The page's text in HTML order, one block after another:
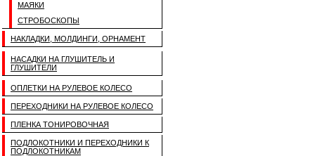
МАЯКИ
СТРОБОСКОПЫ
НАКЛАДКИ, МОЛДИНГИ, ОРНАМЕНТ
НАСАДКИ НА ГЛУШИТЕЛЬ И
ГЛУШИТЕЛИ
ОПЛЕТКИ НА РУЛЕВОЕ КОЛЕСО
ПЕРЕХОДНИКИ НА РУЛЕВОЕ КОЛЕСО
ПЛЕНКА ТОНИРОВОЧНАЯ
ПОДЛОКОТНИКИ И ПЕРЕХОДНИКИ К
ПОДЛОКОТНИКАМ